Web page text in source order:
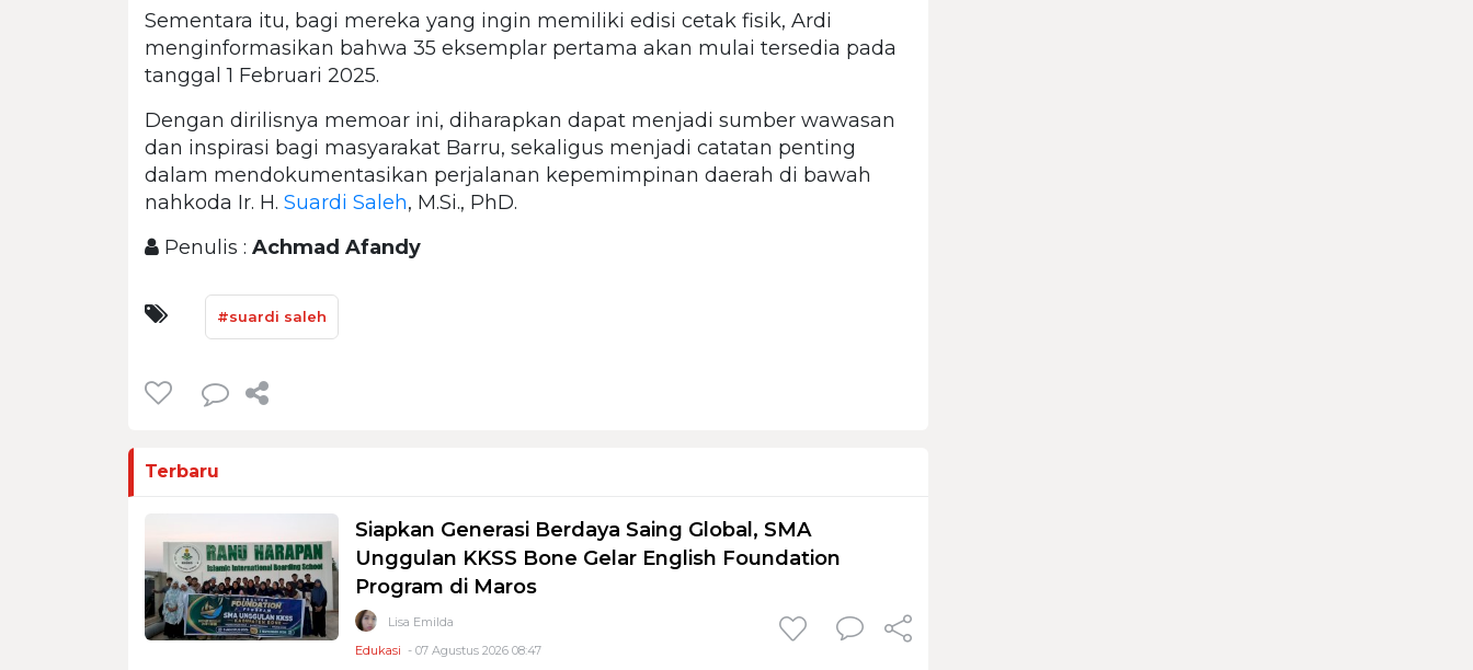
Sementara itu, bagi mereka yang ingin memiliki edisi cetak fisik, Ardi
menginformasikan bahwa 35 eksemplar pertama akan mulai tersedia pada
tanggal 1 Februari 2025.
Dengan dirilisnya memoar ini, diharapkan dapat menjadi sumber wawasan
dan inspirasi bagi masyarakat Barru, sekaligus menjadi catatan penting
dalam mendokumentasikan perjalanan kepemimpinan daerah di bawah
nahkoda Ir. H. Suardi Saleh, M.Si., PhD.
Penulis : Achmad Afandy
#suardi saleh
Terbaru
Siapkan Generasi Berdaya Saing Global, SMA
Unggulan KKSS Bone Gelar English Foundation
Program di Maros
Lisa Emilda
Edukasi - 07 Agustus 2026 08:47